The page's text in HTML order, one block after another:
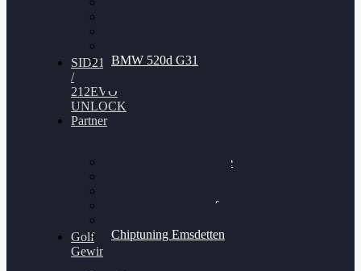
BMW 520d G31
SID212
/
212EVO
UNLOCK
Partner
Bilgenroth Performance
Chiptuning Schüttorf
Chiptuning Emsdetten
Golf
Gewinnspiel